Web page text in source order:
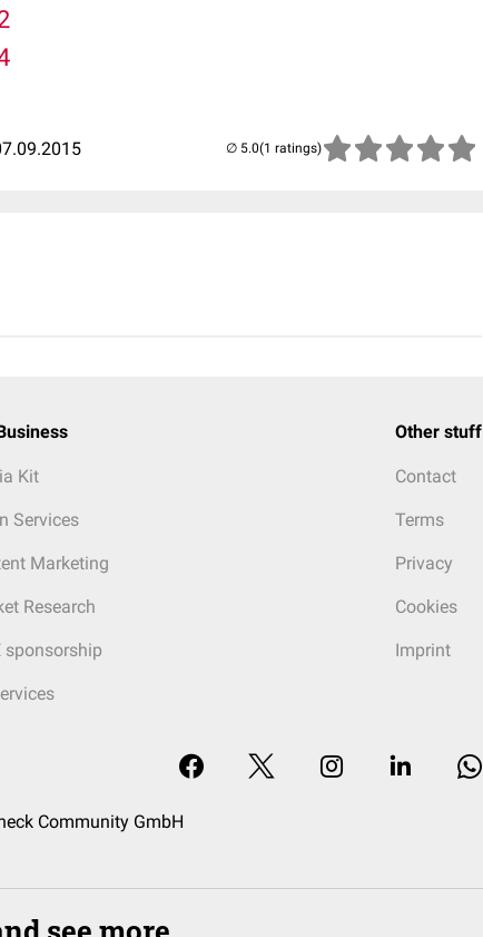
(1 ratings)
Kit
Services
Marketing
Research
sponsorship
Other stuff
Contact
Terms
Privacy
Cookies
Imprint
Community GmbH